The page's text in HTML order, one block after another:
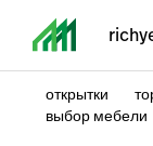
открытки
выбор мебели